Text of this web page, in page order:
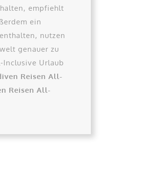
empfiehlt
ein
nutzen
genauer zu
Inclusive Urlaub
Reisen All-
Reisen All-